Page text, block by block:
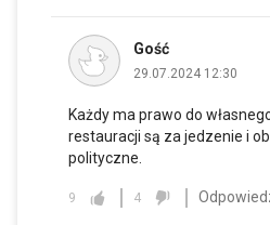
Gość
29.07.2024 12:30
Każdy ma prawo do
restauracji są za jedzenie i
polityczne.
9 4